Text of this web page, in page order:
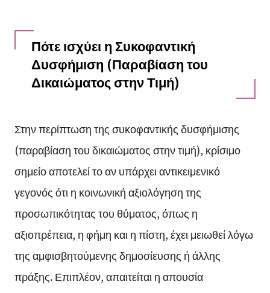
Πότε ισχύει η Συκοφαντική
Δυσφήμιση (Παραβίαση του
Δικαιώματος στην Τιμή)
Στην περίπτωση της συκοφαντικής δυσφήμισης
(παραβίαση του δικαιώματος στην τιμή), κρίσιμο
σημείο αποτελεί το αν υπάρχει αντικειμενικό
γεγονός ότι η κοινωνική αξιολόγηση της
προσωπικότητας του θύματος, όπως η
αξιοπρέπεια, η φήμη και η πίστη, έχει μειωθεί λόγω
της αμφισβητούμενης δημοσίευσης ή άλλης
πράξης. Επιπλέον, απαιτείται η απουσία